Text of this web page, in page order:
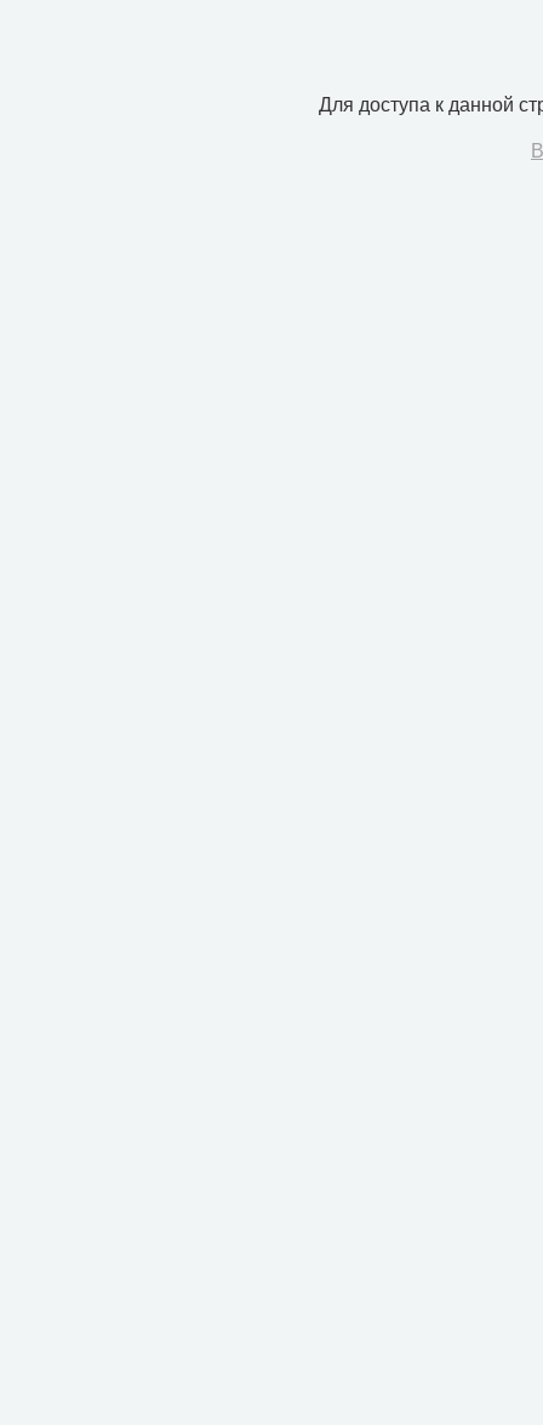
Для доступа к данной